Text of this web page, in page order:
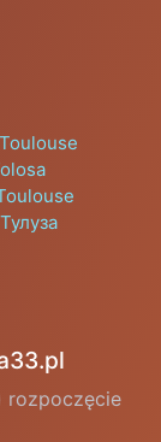
rozpoczęcie